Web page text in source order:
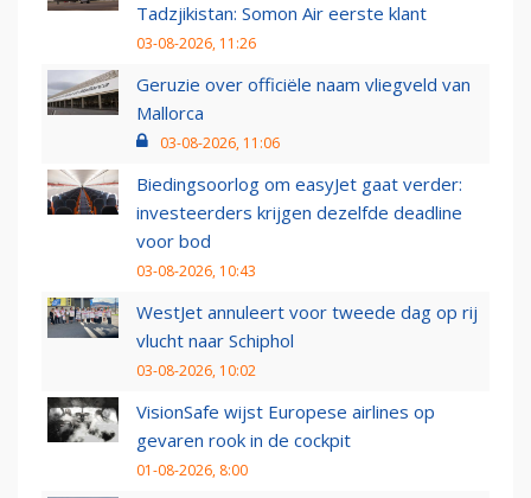
Tadzjikistan: Somon Air eerste klant
03-08-2026, 11:26
Geruzie over officiële naam vliegveld van
Mallorca
03-08-2026, 11:06
Biedingsoorlog om easyJet gaat verder:
investeerders krijgen dezelfde deadline
voor bod
03-08-2026, 10:43
WestJet annuleert voor tweede dag op rij
vlucht naar Schiphol
03-08-2026, 10:02
VisionSafe wijst Europese airlines op
gevaren rook in de cockpit
01-08-2026, 8:00